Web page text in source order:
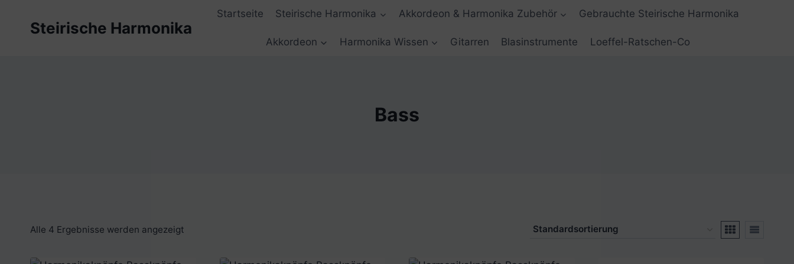
Steirische Harmonika
Startseite Steirische Harmonika Akkordeon & Harmonika Zubehör Gebrauchte Steirische Harmonika
Akkordeon Harmonika Wissen Gitarren Blasinstrumente Loeffel-Ratschen-Co
Bass
Alle 4 Ergebnisse werden angezeigt